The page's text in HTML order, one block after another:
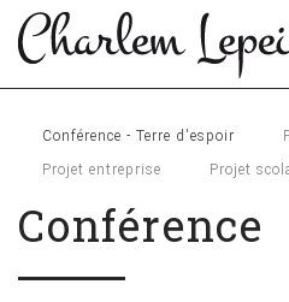
Conférence - Terre d'espoir
Projet entreprise
Projet
Conférence